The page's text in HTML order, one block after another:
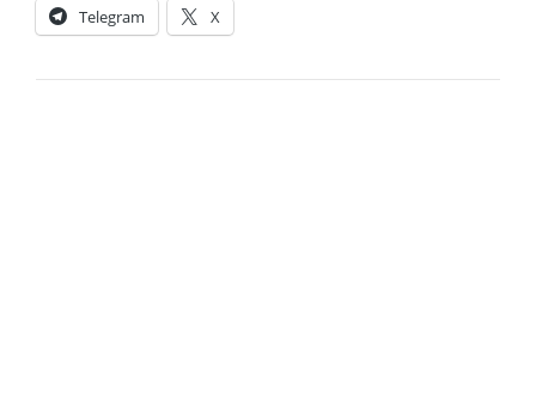
Telegram X